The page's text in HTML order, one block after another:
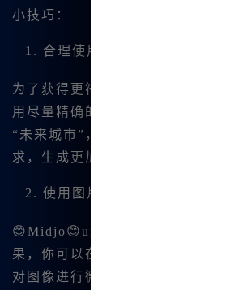
小技巧：
1. 合理使用关键词提示
为了获得更符合预期的图👍像，建
用尽量精确的关键🔥词。例如，输
“未来城市”，可以帮助AI更|好地理
求，生成更加符合主题的图像。
2. 使用图片编辑功能进行微调
😊Midjo😊urney的图 像生成不仅仅
果，你可以在初步生成图像后，使
对图像进行微调。比如我可以对某